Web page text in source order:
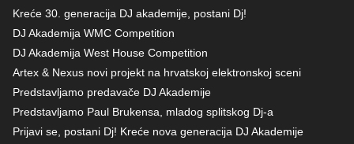
Kreće 30. generacija DJ akademije, postani Dj!
DJ Akademija WMC Competition
DJ Akademija West House Competition
Artex & Nexus novi projekt na hrvatskoj elektronskoj sceni
Predstavljamo predavače DJ Akademije
Predstavljamo Paul Brukensa, mladog splitskog Dj-a
Prijavi se, postani Dj! Kreće nova generacija DJ Akademije